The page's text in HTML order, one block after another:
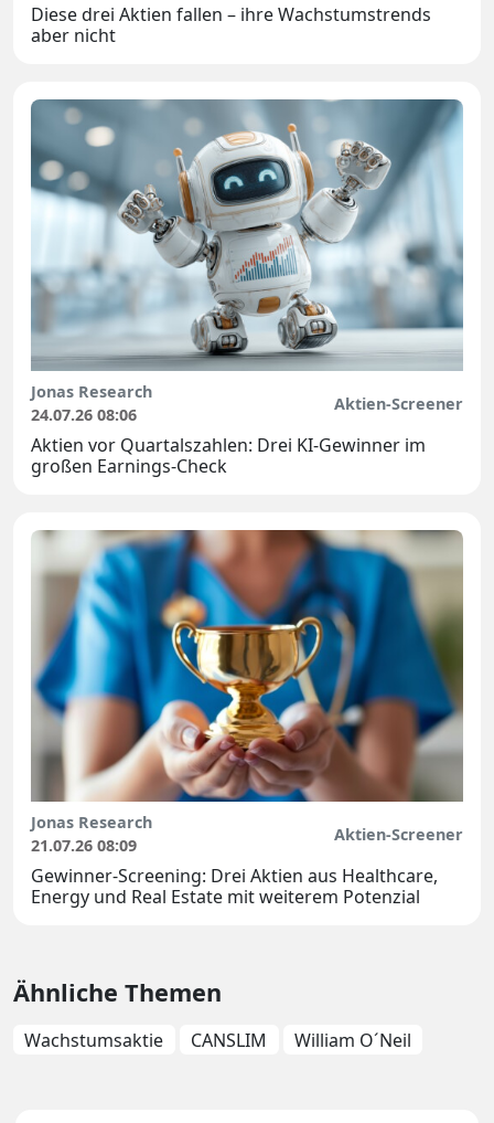
Diese drei Aktien fallen – ihre Wachstumstrends
aber nicht
Jonas Research
24.07.26 08:06
Aktien-Screener
Aktien vor Quartalszahlen: Drei KI-Gewinner im
großen Earnings-Check
Jonas Research
21.07.26 08:09
Aktien-Screener
Gewinner-Screening: Drei Aktien aus Healthcare,
Energy und Real Estate mit weiterem Potenzial
Ähnliche Themen
Wachstumsaktie CANSLIM William O´Neil